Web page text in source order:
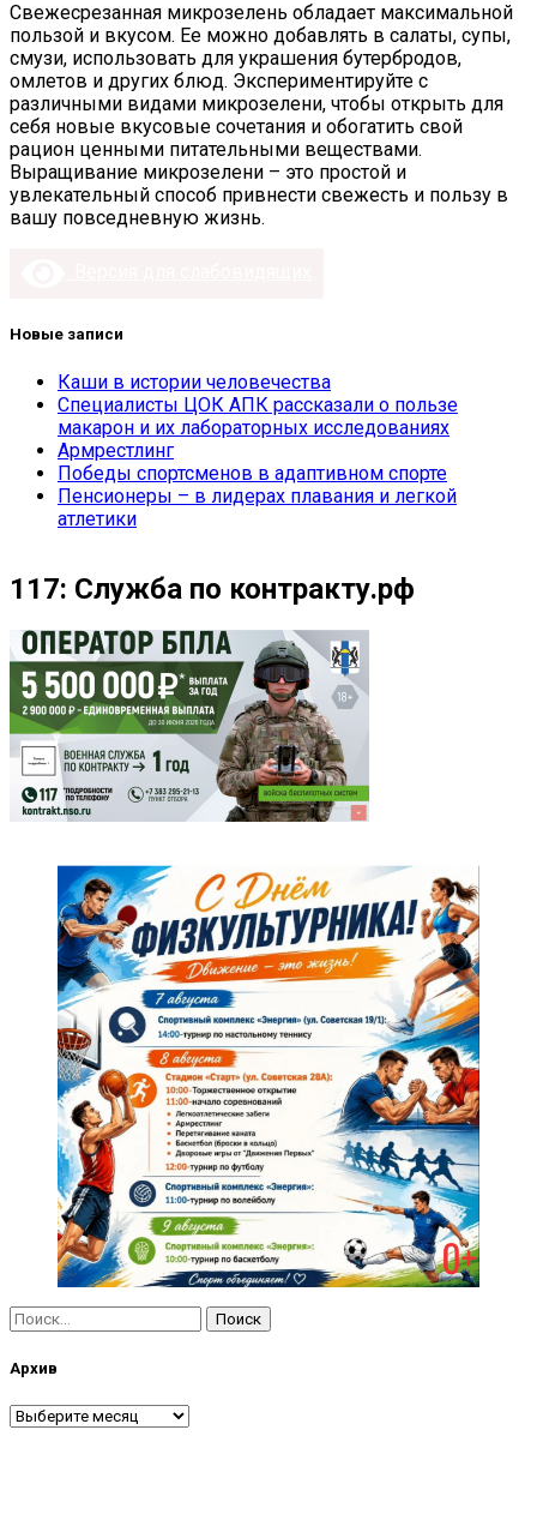
Свежесрезанная микрозелень обладает максимальной
пользой и вкусом. Ее можно добавлять в салаты, супы,
смузи, использовать для украшения бутербродов,
омлетов и других блюд. Экспериментируйте с
различными видами микрозелени, чтобы открыть для
себя новые вкусовые сочетания и обогатить свой
рацион ценными питательными веществами.
Выращивание микрозелени – это простой и
увлекательный способ привнести свежесть и пользу в
вашу повседневную жизнь.
Новые записи
Каши в истории человечества
Специалисты ЦОК АПК рассказали о пользе
макарон и их лабораторных исследованиях
Армрестлинг
Победы спортсменов в адаптивном спорте
Пенсионеры – в лидерах плавания и легкой
атлетики
117: Служба по контракту.рф
Найти:
Архив
Архив